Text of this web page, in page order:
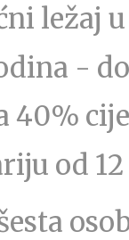
ležaj
-
40%
od